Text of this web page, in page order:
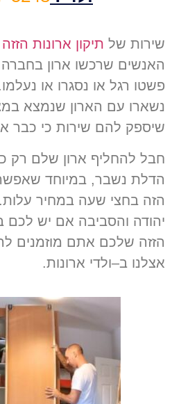
שירות של תיקון ארונות הזזה
האנשים שרכשו ארון
פשטו רגל או נסגרו או נעלמו.
נשארו עם הארון שנמצא
שיספק להם שירות כי כבר
חבל להחליף ארון שלם רק
הדלת נשבר, במיוחד
הזה בחצי שעה במחיר עלות.
יהודה והסביבה אם יש לכם
הזזה שלכם אתם מוזמנים
אצלנו ב–ולדי ארונות.